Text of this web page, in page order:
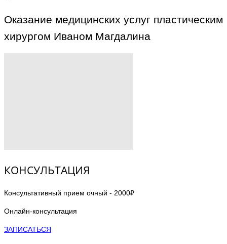
Оказание медицинских услуг пластическим
хирургом Иваном Магдалина
КОНСУЛЬТАЦИЯ
Консультативный прием очный - 2000₽
Онлайн-консультация
ЗАПИСАТЬСЯ